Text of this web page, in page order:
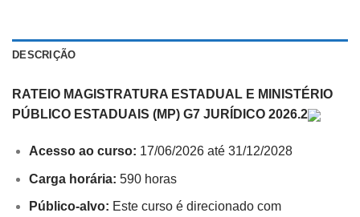
DESCRIÇÃO
RATEIO MAGISTRATURA ESTADUAL E MINISTÉRIO
PÚBLICO ESTADUAIS (MP) G7 JURÍDICO 2026.2
Acesso ao curso: 17/06/2026 até 31/12/2028
Carga horária: 590 horas
Público-alvo: Este curso é direcionado com